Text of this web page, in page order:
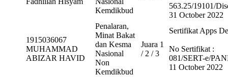
Kemdikbud
563.25/19101/
31 October 2022
1915036067
MUHAMMAD
ABIZAR HAVID
Penalaran,
Minat Bakat
dan Kesma
Nasional
Non
Kemdikbud
Juara 1
/ 2 / 3
Sertifikat Apps
No Sertifikat :
081/SERT-e/
11 October 2022